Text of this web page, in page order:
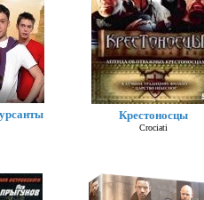
Крестоносцы
Crociati